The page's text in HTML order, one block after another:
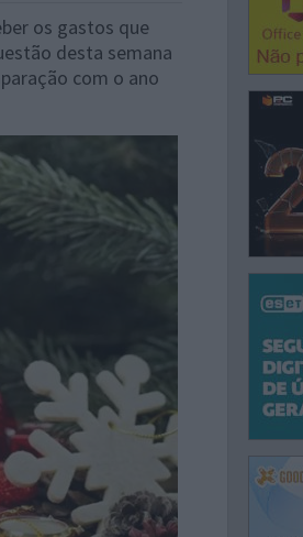
os gastos que
desta semana
com o ano